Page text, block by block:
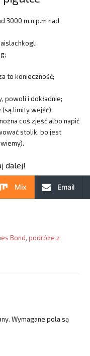
3000 m.n.p.m nad
to konieczność;
powoli i dokładnie;
limity wejść);
coś zjeść albo napić
stolik, bo jest
dalej!
Mix Email
Bond, podróże z
Wymagane pola są